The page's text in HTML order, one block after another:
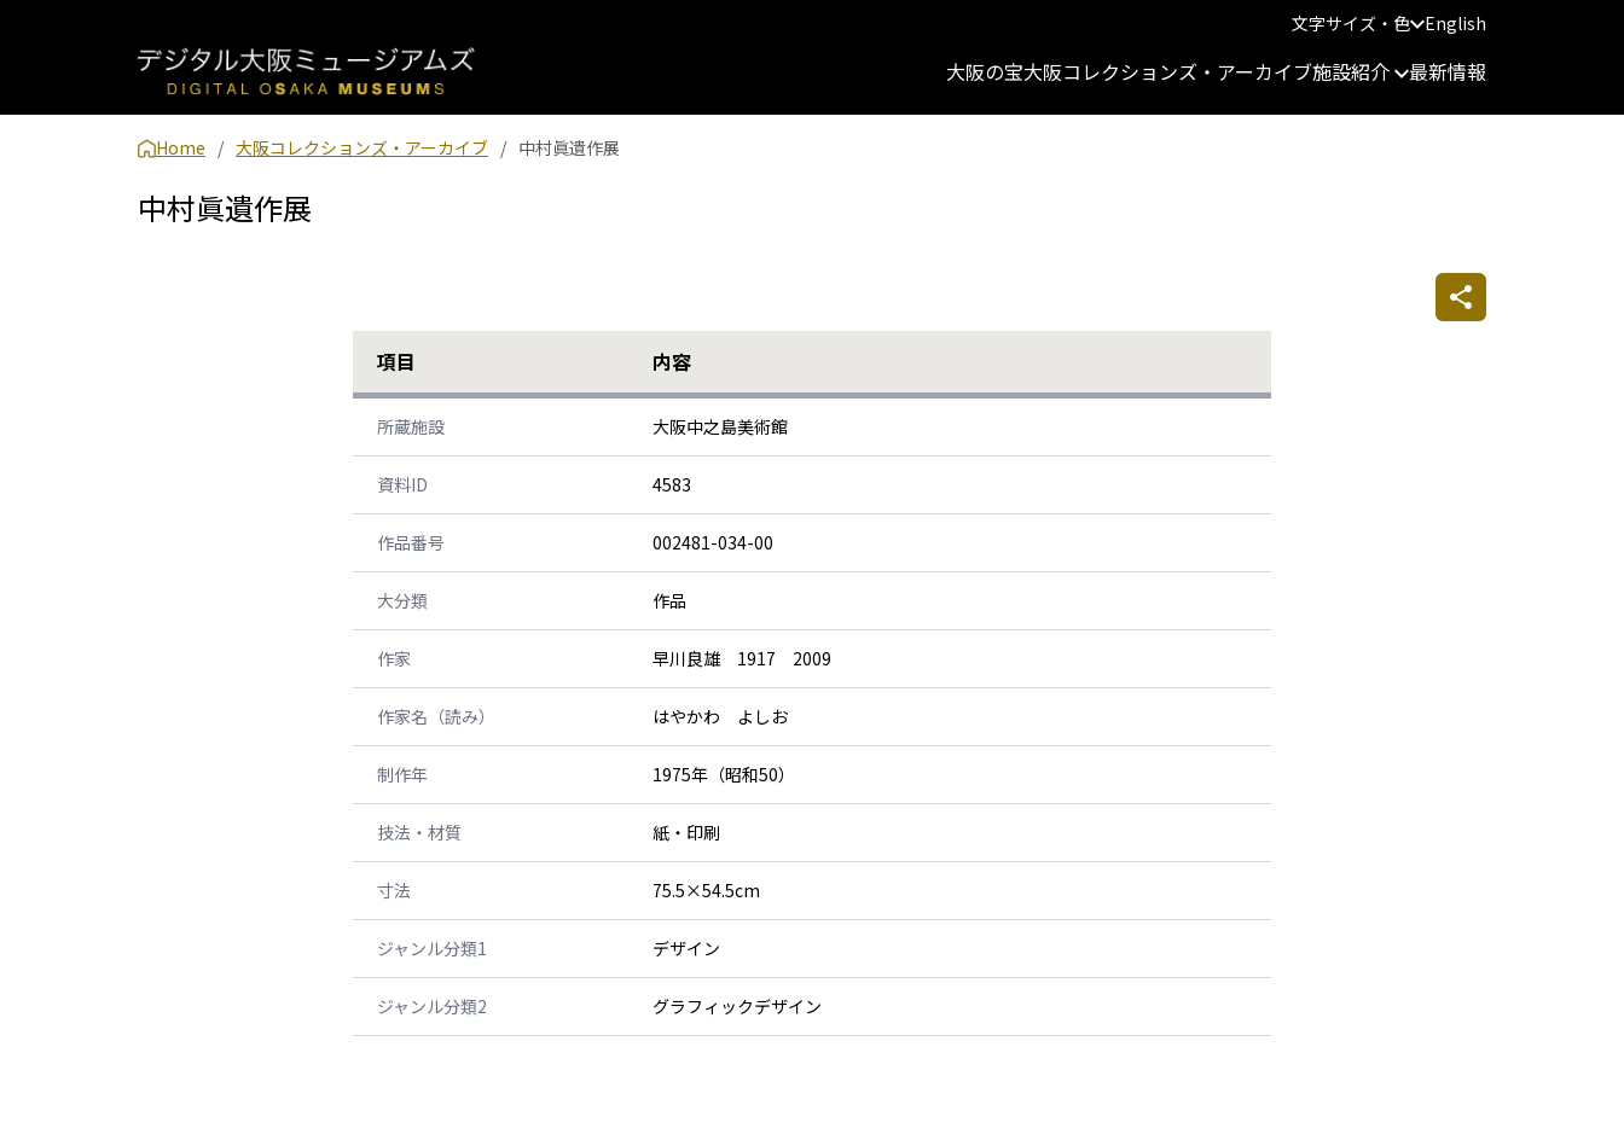
文字サイズ・色 English
大阪の宝大阪コレクションズ・アーカイブ施設紹介 最新情報
Home 大阪コレクションズ・アーカイブ 中村眞遺作展
中村眞遺作展
項目 内容
所蔵施設 大阪中之島美術館
資料ID 4583
作品番号 002481-034-00
大分類 作品
作家 早川良雄 1917 2009
作家名（読み） はやかわ よしお
制作年 1975年（昭和50）
技法・材質 紙・印刷
寸法 75.5×54.5cm
ジャンル分類1 デザイン
ジャンル分類2 グラフィックデザイン